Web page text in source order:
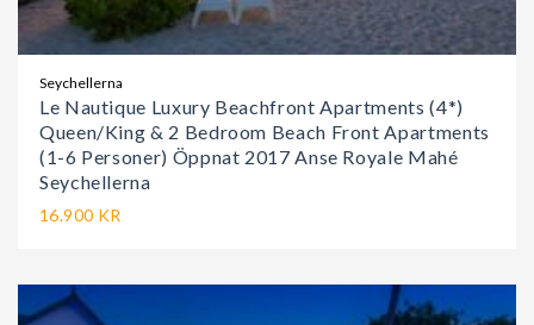
Seychellerna
Le Nautique Luxury Beachfront Apartments (4*)
Queen/King & 2 Bedroom Beach Front Apartments
(1-6 Personer) Öppnat 2017 Anse Royale Mahé
Seychellerna
16.900 KR